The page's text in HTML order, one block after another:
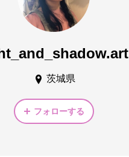
茨城県
フォローする